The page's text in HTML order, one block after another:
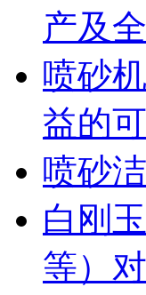
产及
喷砂
益的
喷砂
白刚
等）